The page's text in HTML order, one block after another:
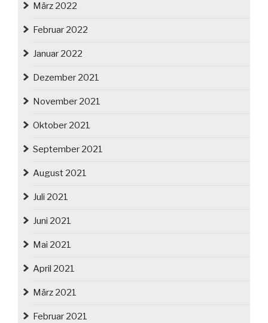
März 2022
Februar 2022
Januar 2022
Dezember 2021
November 2021
Oktober 2021
September 2021
August 2021
Juli 2021
Juni 2021
Mai 2021
April 2021
März 2021
Februar 2021